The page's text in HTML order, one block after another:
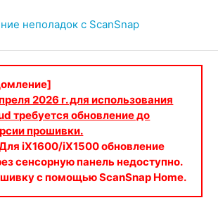
неполадок с ScanSnap
2026 г. для использования
требуется обновление до
прошивки.
iX1600/iX1500 обновление
сенсорную панель недоступно.
с помощью ScanSnap Home.